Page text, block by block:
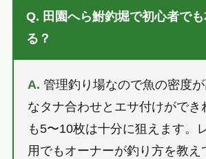
Q. 田園へら鮒釣堀で初心者で
る？
A. 管理釣り場なので魚の密度
なタナ合わせとエサ付けができ
も5〜10枚は十分に狙えます。
用でもオーナーが釣り方を教え